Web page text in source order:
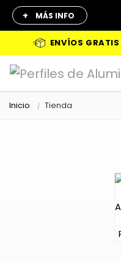
+ MÁS INFO
ENVÍOS GRATIS
Inicio Tienda